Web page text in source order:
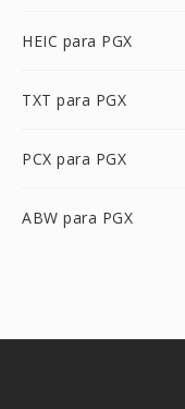
HEIC para PGX
TXT para PGX
PCX para PGX
ABW para PGX